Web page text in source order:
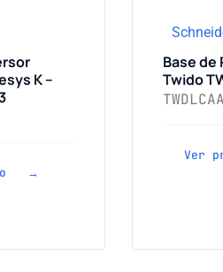
K –
→
Base de
Twido
Ver